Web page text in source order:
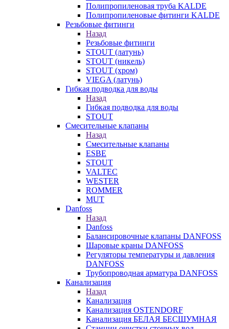
Полипропиленовая труба KALDE
Полипропиленовые фитинги KALDE
Резьбовые фитинги
Назад
Резьбовые фитинги
STOUT (латунь)
STOUT (никель)
STOUT (хром)
VIEGA (латунь)
Гибкая подводка для воды
Назад
Гибкая подводка для воды
STOUT
Смесительные клапаны
Назад
Смесительные клапаны
ESBE
STOUT
VALTEC
WESTER
ROMMER
MUT
Danfoss
Назад
Danfoss
Балансировочные клапаны DANFOSS
Шаровые краны DANFOSS
Регуляторы температуры и давления
DANFOSS
Трубопроводная арматура DANFOSS
Канализация
Назад
Канализация
Канализация OSTENDORF
Канализация БЕЛАЯ БЕСШУМНАЯ